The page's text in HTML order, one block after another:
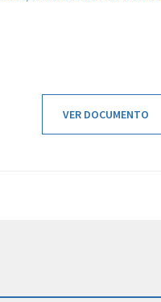
VER DOCUMENTO